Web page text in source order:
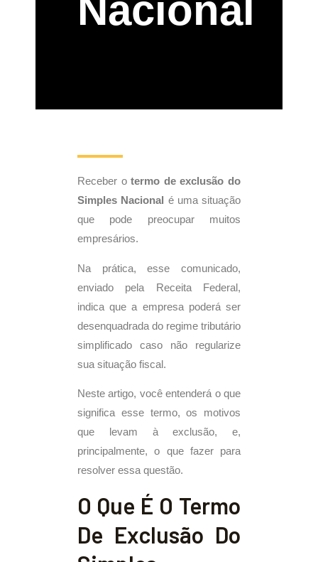
Nacional
Receber otermo de exclusão do
Simples Nacional
é uma situação
que pode preocupar muitos
empresários.
Na prática, esse comunicado,
enviado pela Receita Federal,
indica que a empresa poderá ser
desenquadrada do regime tributário
simplificado caso não regularize
sua situação fiscal.
Neste artigo, você entenderá o que
significa esse termo, os motivos
que levam à exclusão, e,
principalmente, o que fazer para
resolver essa questão.
O Que É O Termo
De Exclusão Do